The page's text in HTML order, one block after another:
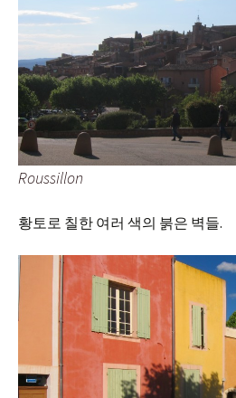
Roussillon
황토로 칠한 여러 색의 붉은 벽들.